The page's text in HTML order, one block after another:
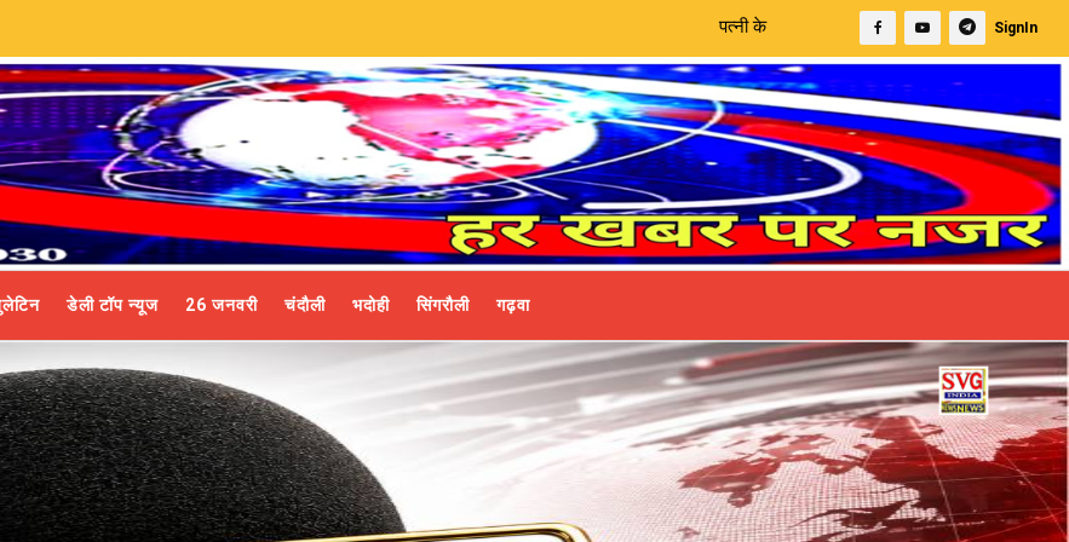
पत्नी के मायके जाने के बाद युवक ने की आत्महत्या | अपडेट: युवक सेSignIn
डेली टॉप न्यूज 26 जनवरी चंदौली भदोही सिंगरौली गढ़वा